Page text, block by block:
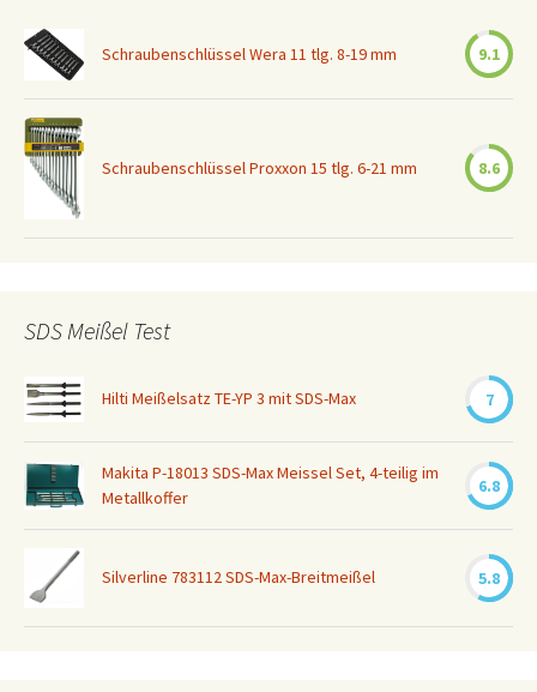
Schraubenschlüssel Wera 11 tlg. 8-19 mm 9.1
Schraubenschlüssel Proxxon 15 tlg. 6-21 mm 8.6
SDS Meißel Test
Hilti Meißelsatz TE-YP 3 mit SDS-Max 7
Makita P-18013 SDS-Max Meissel Set, 4-teilig im
Metallkoffer
6.8
Silverline 783112 SDS-Max-Breitmeißel 5.8